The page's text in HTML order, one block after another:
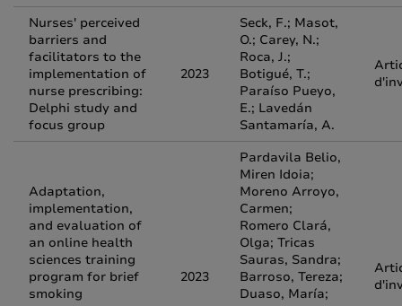
Nurses' perceived
barriers and
facilitators to the
implementation of
nurse prescribing:
Delphi study and
focus group
2023
Seck, F.; Masot,
O.; Carey, N.;
Roca, J.;
Botigué, T.;
Paraíso Pueyo,
E.; Lavedán
Santamaría, A.
Adaptation,
implementation,
and evaluation of
an online health
sciences training
program for brief
smoking
2023
Pardavila Belio,
Miren Idoia;
Moreno Arroyo,
Carmen;
Romero Clará,
Olga; Tricas
Sauras, Sandra;
Barroso, Tereza;
Duaso, María;